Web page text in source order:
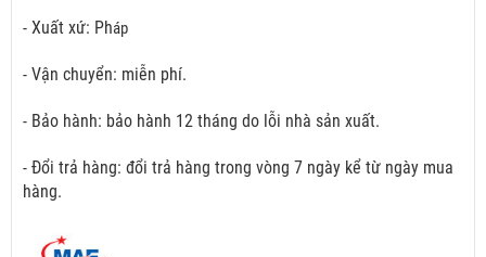
- Xuất xứ: Pháp
- Vận chuyển: miễn phí.
- Bảo hành: bảo hành 12 tháng do lỗi nhà sản xuất.
- Đổi trả hàng: đổi trả hàng trong vòng 7 ngày kể từ ngày mua
hàng.